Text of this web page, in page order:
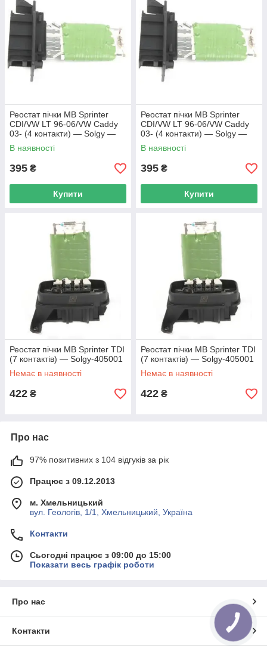
Реостат пічки MB Sprinter
CDI/VW LT 96-06/VW Caddy
03- (4 контакти) — Solgy —
405002
В наявності
395 ₴
Купити
Реостат пічки MB Sprinter
CDI/VW LT 96-06/VW Caddy
03- (4 контакти) — Solgy —
405002
В наявності
395 ₴
Купити
Реостат пічки MB Sprinter TDI
(7 контактів) — Solgy-405001
Немає в наявності
422 ₴
Реостат пічки MB Sprinter TDI
(7 контактів) — Solgy-405001
Немає в наявності
422 ₴
Про нас
97% позитивних з 104 відгуків за рік
Працює з 09.12.2013
м. Хмельницький
вул. Геологів, 1/1, Хмельницький, Україна
Контакти
Сьогодні працює з 09:00 до 15:00
Показати весь графік роботи
Про нас
Контакти
КНОПКА
ЗВ'ЯЗКУ